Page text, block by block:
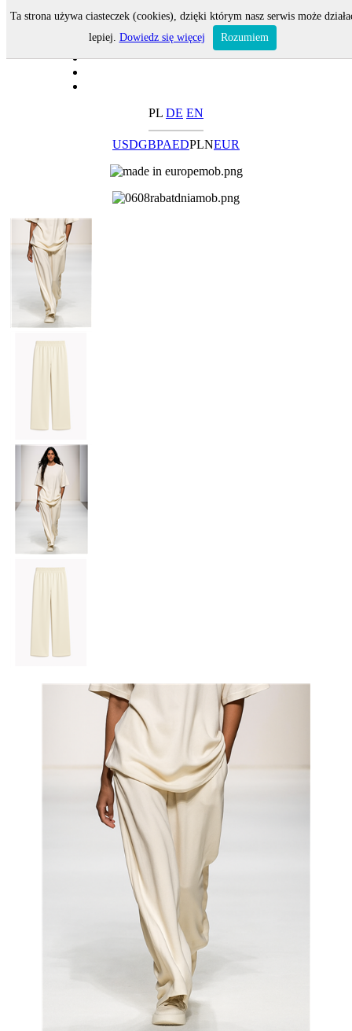
PL DE EN
USDGBPAEDPLNEUR
Ta strona używa ciasteczek (cookies), dzięki którym nasz serwis może
lepiej. Dowiedz się więcej Rozumiem